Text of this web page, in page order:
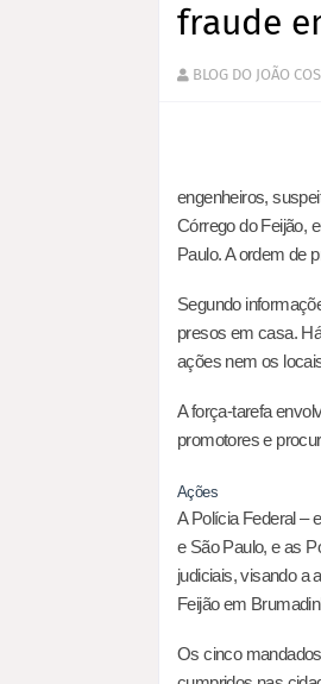
fraude
BLOG DO JOÃO
engenheiros,
Córrego do Feijão,
Paulo. A ordem de
Segundo
presos em casa.
ações nem os
A força-tarefa
promotores e
Ações
A Polícia Federal –
e São Paulo, e as
judiciais, visando a
Feijão em
Os cinco